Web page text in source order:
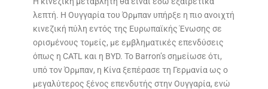
λεπτή. Η Ουγγαρία του Όρμπαν υπήρξε η πιο ανοιχτή
κινεζική πύλη εντός της Ευρωπαϊκής Ένωσης σε
ορισμένους τομείς, με εμβληματικές επενδύσεις
όπως η CATL και η BYD. Το Barron’s σημείωσε ότι,
υπό τον Όρμπαν, η Κίνα ξεπέρασε τη Γερμανία ως ο
μεγαλύτερος ξένος επενδυτής στην Ουγγαρία, ενώ